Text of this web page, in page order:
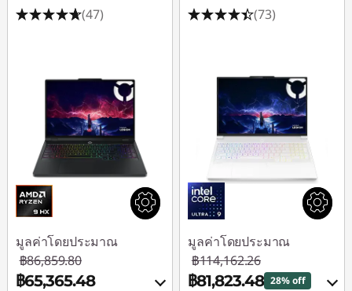
(47)
มูลค่าโดยประมาณ
฿86,859.80
฿65,365.48
(73)
มูลค่าโดยประมาณ
฿114,162.26
฿81,823.48 28% off